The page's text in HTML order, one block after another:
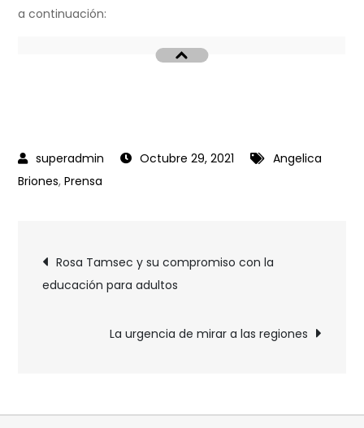
a continuación:
Octubre 29, 2021
Angelica
Briones,Prensa
Rosa Tamsec y su compromiso con la
educación para adultos
La urgencia de mirar a las regiones